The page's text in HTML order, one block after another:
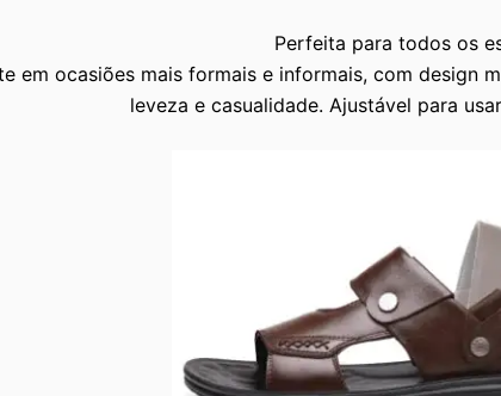
Perfeita para todos os
em ocasiões mais formais e informais, com design
leveza e casualidade. Ajustável para